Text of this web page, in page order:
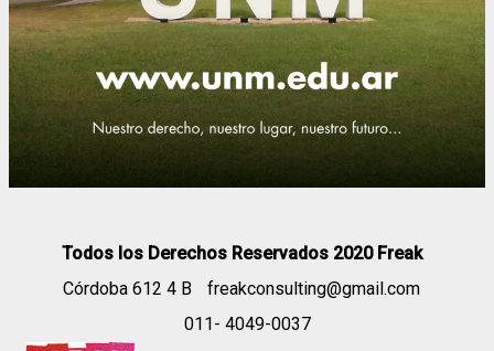
Todos los Derechos Reservados 2020 Freak
Córdoba 612 4 B
freakconsulting@gmail.com
011- 4049-0037